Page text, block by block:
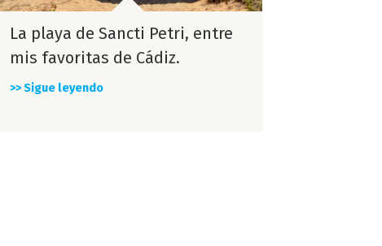
La playa de Sancti Petri, entre
mis favoritas de Cádiz.
>> Sigue leyendo